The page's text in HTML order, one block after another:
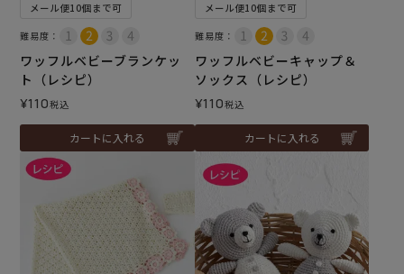
メール便10個まで可
難易度：
ワッフルベビーブランケッ
ト（レシピ）
¥110税込
カートに入れる
メール便10個まで可
難易度：
ワッフルベビーキャップ＆
ソックス（レシピ）
¥110税込
カートに入れる